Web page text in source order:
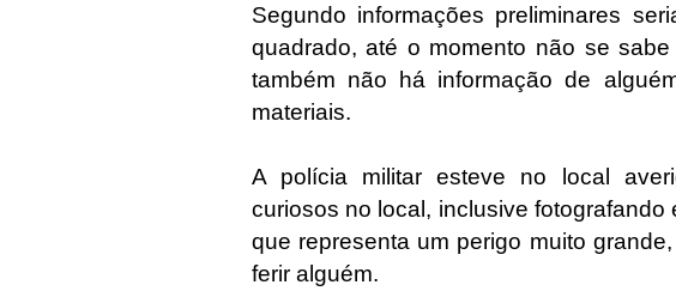
Segundo informações preliminares
quadrado, até o momento não se
também não há informação de
materiais.
A polícia militar esteve no local
curiosos no local, inclusive
que representa um perigo muito
ferir alguém.